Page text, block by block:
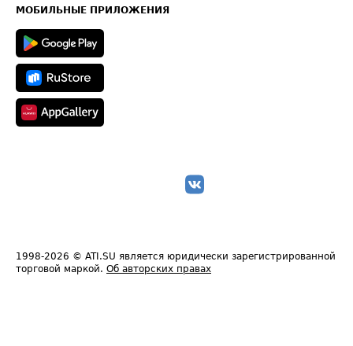
Техническая информация
МОБИЛЬНЫЕ ПРИЛОЖЕНИЯ
1998-2026 © ATI.SU является юридически зарегистрированной
торговой маркой. Об авторских правах